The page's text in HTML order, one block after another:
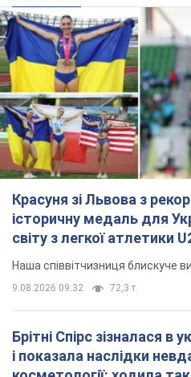
історичну медаль для
світу з легкої атлетики
Наша співвітчизниця блискуче
9.08.2026 09:32 72,3 т.
Брітні Спірс зізналася в
і показала наслідки
косметології: ходила
Помітний наслідок процедури
близько чотирьох тижнів
9.08.2026 13:19 3,8 т.
У 16–17 років могла
їсти: українська модель
Пономар розповіла про
модельної кар’єри
Модель зізналася, які гонорари
колеги